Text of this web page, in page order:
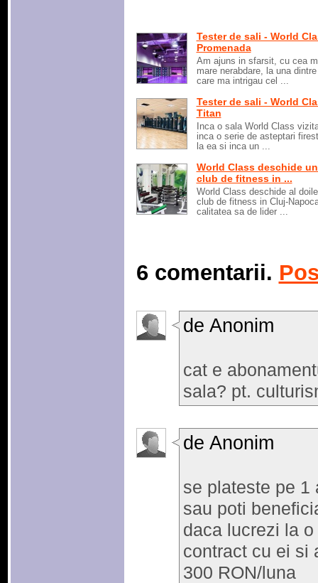
Tester de sali - World
Promenada
Am ajuns in sfarsit, cu cea
mare nerabdare, la una
care ma intrigau cel ...
Tester de sali - World
Titan
Inca o sala World Class
inca o serie de asteptari
la ea si inca un ...
World Class deschide
club de fitness in ...
World Class deschide al
club de fitness in Cluj-
calitatea sa de lider ...
6 comentarii.
de Anonim
cat e
sala? pt.
de Anonim
se plateste pe 1
sau poti
daca lucrezi la
contract cu ei si
300 RON/luna